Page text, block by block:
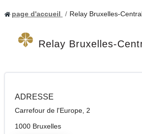
page d'accueil Relay Bruxelles-
Relay Bruxelles-
ADRESSE
Carrefour de l'Europe, 2
1000 Bruxelles